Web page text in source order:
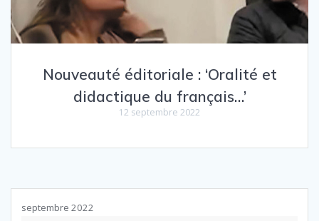
Nouveauté éditoriale : ‘Oralité et
didactique du français…’
12 septembre 2022
septembre 2022